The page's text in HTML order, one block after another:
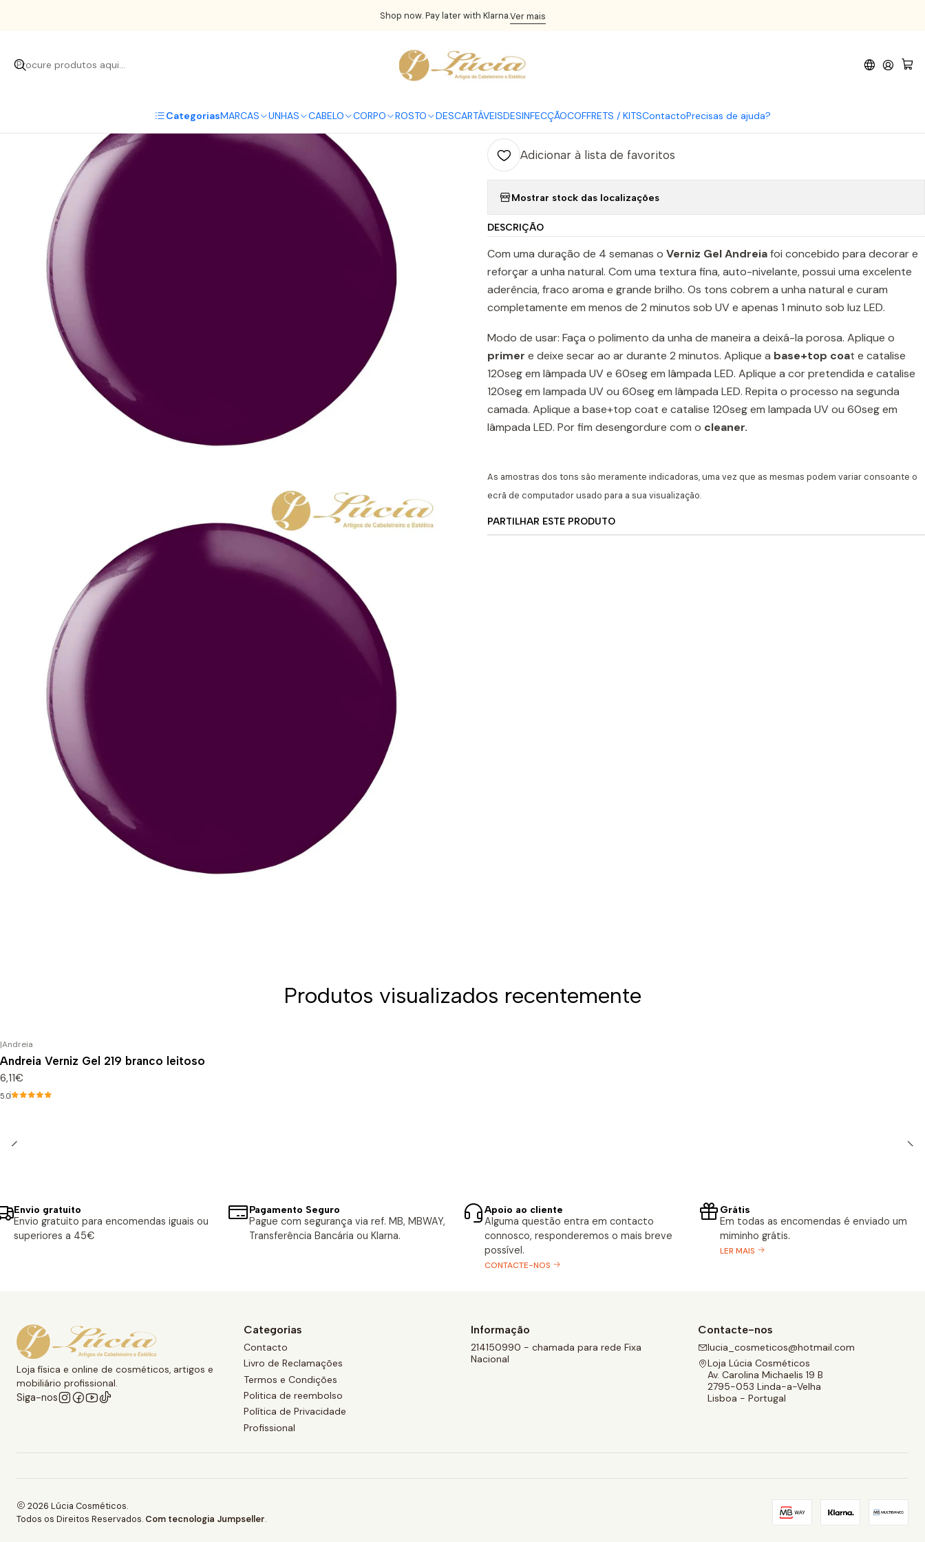
CategoriasMARCAS UNHAS CABELO CORPO ROSTO DESCARTÁVEISDESINFECÇÃOCOFFRETS / KITSContactoPrecisas de ajuda?
Shop now. Pay later with Klarna.Ver mais
Verniz Gel Verniz Gel Andreia Andreia Verniz Gel 231
|
Andreia Verniz Gel 231
Quantidade
Comprar agora
Adicionar à lista de favoritos
Mostrar stock das localizações
DESCRIÇÃO
Com uma duração de 4 semanas o Verniz Gel Andreiafoi concebido para decorar e
reforçar a unha natural. Com uma textura fina, auto-nivelante, possui uma excelente
aderência, fraco aroma e grande brilho. Os tons cobrem a unha natural e curam
completamente em menos de 2 minutos sob UV e apenas 1 minuto sob luz LED.
Modo de usar: Faça o polimento da unha de maneira a deixá-la porosa. Aplique o
primer e deixe secar ao ar durante 2 minutos. Aplique a base+top coat e catalise
120seg em lâmpada UV e 60seg em lâmpada LED. Aplique a cor pretendida e catalise
120seg em lampada UV ou 60seg em lâmpada LED. Repita o processo na segunda
camada. Aplique a base+top coat e catalise 120seg em lampada UV ou 60seg em
lâmpada LED. Por fim desengordure com o cleaner.
As amostras dos tons são meramente indicadoras, uma vez que as mesmas podem variar consoante o
ecrã de computador usado para a sua visualização.
PARTILHAR ESTE PRODUTO
Produtos visualizados recentemente
|Andreia
Andreia Verniz Gel 219 branco leitoso
6,11€
5.0
Envio gratuito
Envio gratuito para encomendas iguais ou
superiores a 45€
Pagamento Seguro
Pague com segurança via ref. MB, MBWAY,
Transferência Bancária ou Klarna.
Apoio ao cliente
Alguma questão entra em contacto
connosco, responderemos o mais breve
possível.
CONTACTE-NOS
Grátis
Em todas as encomendas é enviado um
miminho grátis.
LER MAIS
Loja física e online de cosméticos, artigos e
mobiliário profissional.
Siga-nos
Categorias
Contacto
Livro de Reclamações
Termos e Condições
Politica de reembolso
Política de Privacidade
Profissional
Informação
214150990 - chamada para rede Fixa
Nacional
Contacte-nos
lucia_cosmeticos@hotmail.com
Loja Lúcia Cosméticos
Av. Carolina Michaelis 19 B
2795-053 Linda-a-Velha
Lisboa - Portugal
2026 Lúcia Cosméticos.
Todos os Direitos Reservados. Com tecnologia Jumpseller.